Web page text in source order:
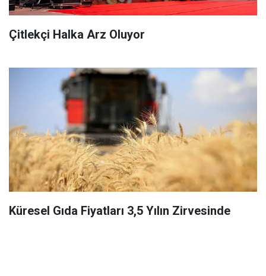
Çitlekçi Halka Arz Oluyor
Küresel Gıda Fiyatları 3,5 Yılın Zirvesinde